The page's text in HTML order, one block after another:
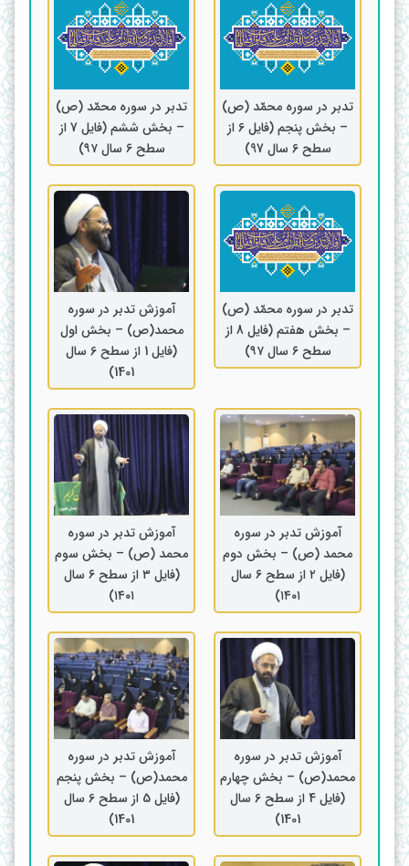
تدبر در سوره محمّد (ص)
– بخش پنجم (فایل 6 از
سطح 6 سال 97)
تدبر در سوره محمّد (ص)
– بخش ششم (فایل 7 از
سطح ۶ سال ۹۷)
تدبر در سوره محمّد (ص)
– بخش هفتم (فایل 8 از
سطح ۶ سال ۹۷)
آموزش تدبر در سوره
محمد(ص) – بخش اول
(فایل 1 از سطح 6 سال
1401)
آموزش تدبر در سوره
محمد (ص) – بخش دوم
(فایل ۲ از سطح ۶ سال
۱۴۰۱)
آموزش تدبر در سوره
محمد (ص) – بخش سوم
(فایل ۳ از سطح ۶ سال
۱۴۰۱)
آموزش تدبر در سوره
محمد(ص) – بخش چهارم
(فایل 4 از سطح 6 سال
1401)
آموزش تدبر در سوره
محمد(ص) – بخش پنجم
(فایل 5 از سطح 6 سال
1401)